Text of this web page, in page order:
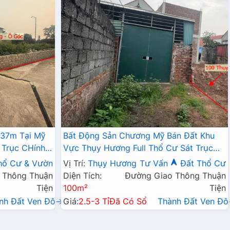
Tại Mỹ
CHính
Cư & Vườn
Thuận
Tiện
Đất Ven Đô→
Bất Động Sản Chương Mỹ Bán Đất Khu
Vực Thụy Hương Full Thổ Cư Sát Trục
Chính Kinh Doanh Liên Xã
Vị Trí: Thụy Hương Tư Vấn
Đất Thổ Cư
Diện Tích:
100m²
Đường Giao Thông Thuận
Tiện
Giá:2.5-3 TỉĐã Có Sổ Thành Đất Ven